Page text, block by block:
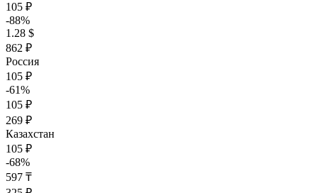
105 ₽
-88%
1.28 $
862 ₽
Россия
105 ₽
-61%
105 ₽
269 ₽
Казахстан
105 ₽
-68%
597 ₸